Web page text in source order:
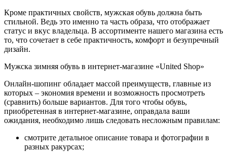
Кроме практичных свойств, мужская обувь должна быть
стильной. Ведь это именно та часть образа, что отображает
статус и вкус владельца. В ассортименте нашего магазина есть
то, что сочетает в себе практичность, комфорт и безупречный
дизайн.
Мужска зимняя обувь в интернет-магазине «United Shop»
Онлайн-шопинг обладает массой преимуществ, главные из
которых – экономия времени и возможность просмотреть
(сравнить) больше вариантов. Для того чтобы обувь,
приобретенная в интернет-магазине, оправдала ваши
ожидания, необходимо лишь следовать несложным правилам:
смотрите детальное описание товара и фотографии в
разных ракурсах;